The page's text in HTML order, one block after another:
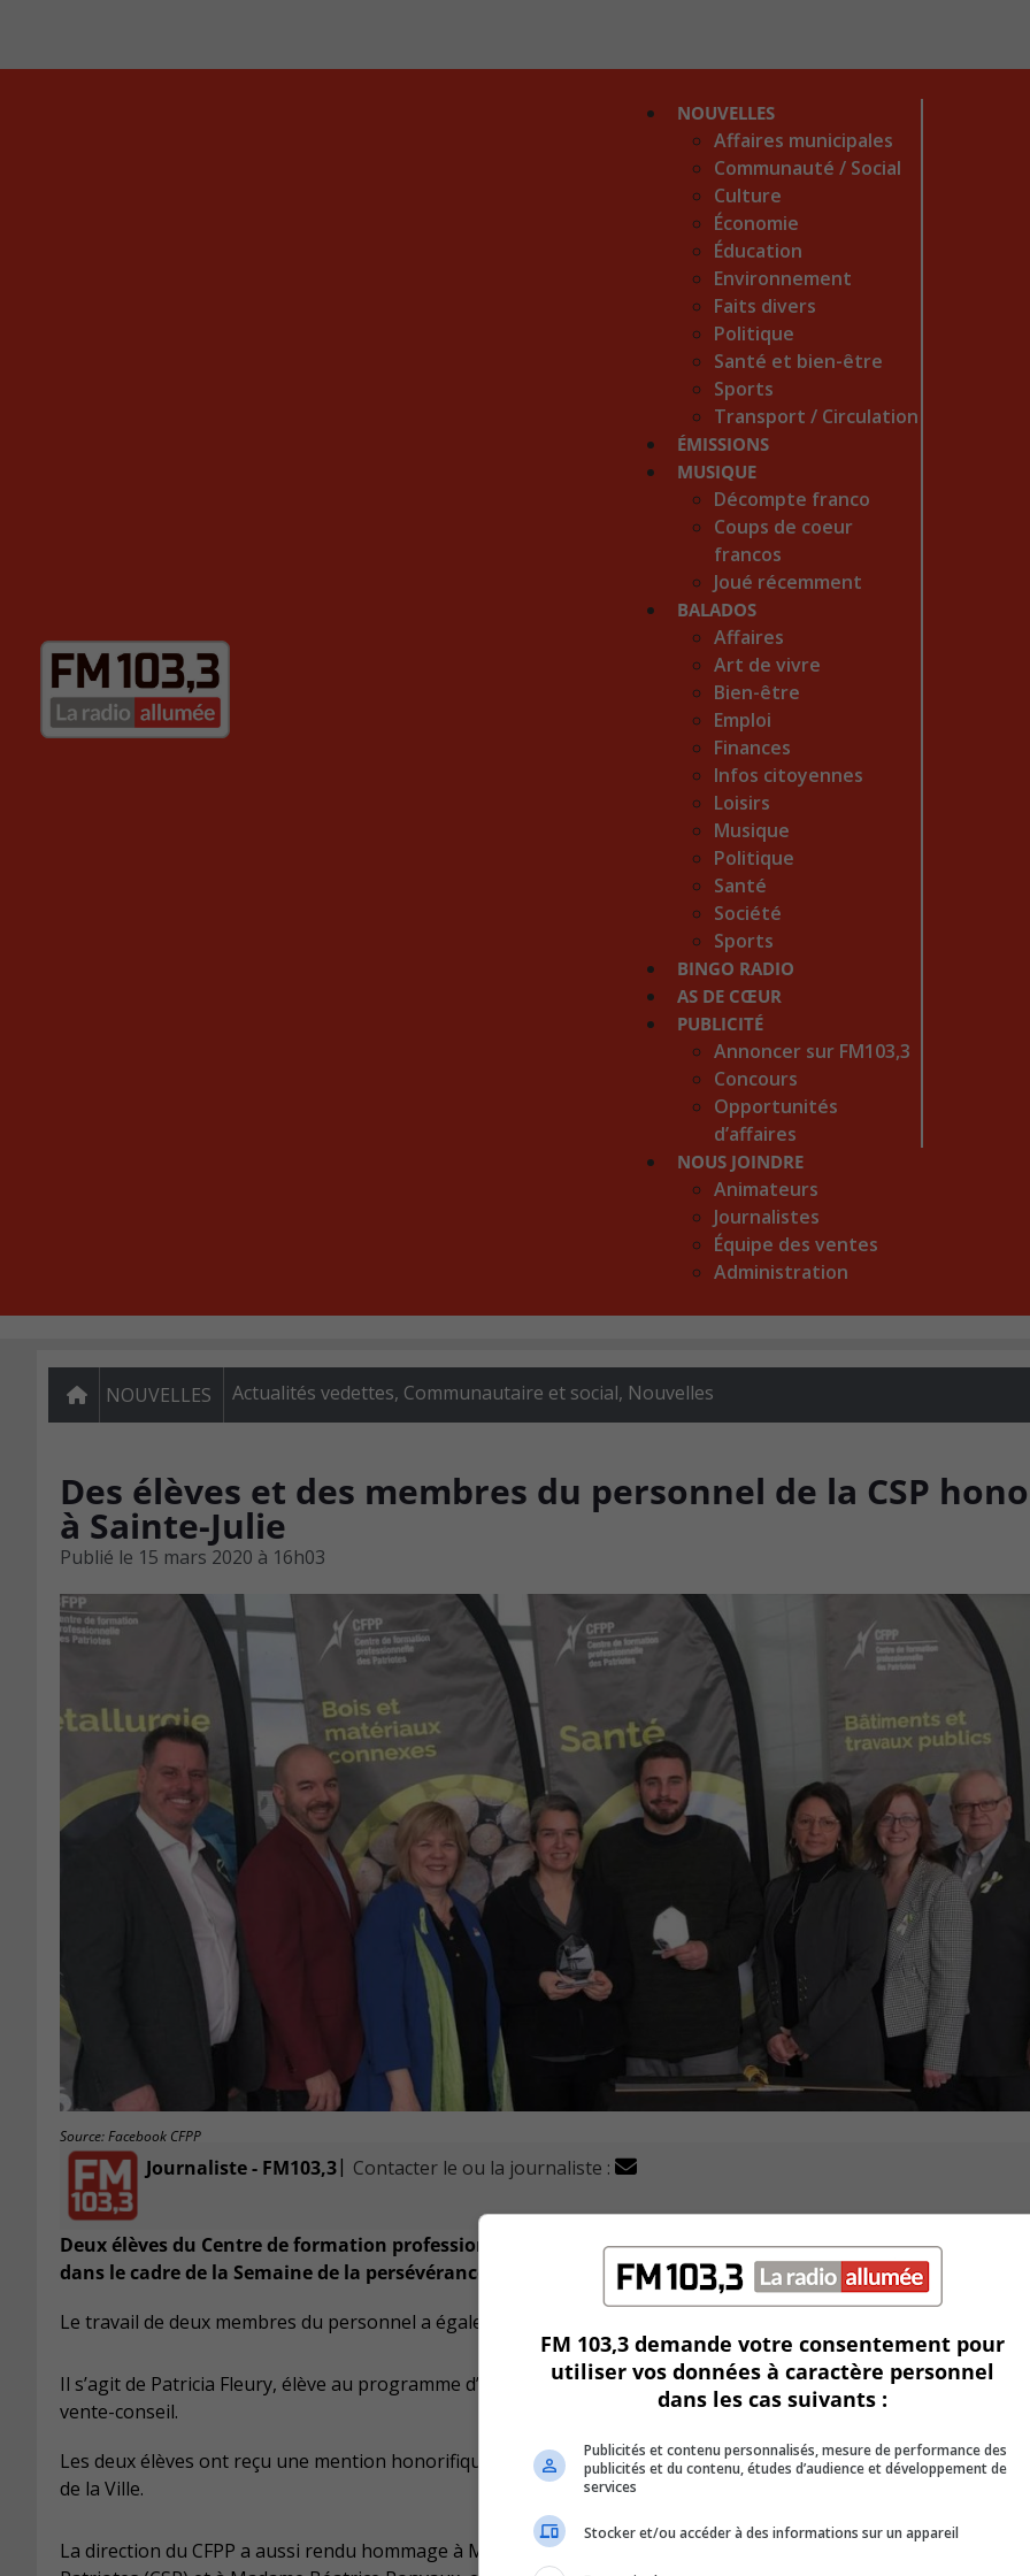
NOUVELLES
Affaires municipales
Communauté / Social
Culture
Économie
Éducation
Environnement
Faits divers
Politique
Santé et bien-être
Sports
Transport / Circulation
ÉMISSIONS
MUSIQUE
Décompte franco
Coups de coeur
francos
Joué récemment
BALADOS
Affaires
Art de vivre
Bien-être
Emploi
Finances
Infos citoyennes
Loisirs
Musique
Politique
Santé
Société
Sports
BINGO RADIO
AS DE CŒUR
PUBLICITÉ
Annoncer sur FM103,3
Concours
Opportunités
d’affaires
NOUS JOINDRE
Animateurs
Journalistes
Équipe des ventes
Administration
NOUVELLES Actualités vedettes, Communautaire et social, Nouvelles
Des élèves et des membres du personnel de la CSP
à Sainte-Julie
Publié le 15 mars 2020 à 16h03
Source: Facebook CFPP
Journaliste - FM103,3| Contacter le ou la journaliste :
Deux élèves du Centre de formation professionnelle des Patriotes (CFPP) ont été honorés le 25 février
dans le cadre de la Semaine de la persévérance scolaire à Sainte-Julie.
Le travail de deux membres du personnel a également été souligné.
Il s’agit de Patricia Fleury, élève au programme d’assistance dentaire,et Tommy David-Leclerc, élève au
vente-conseil.
Les deux élèves ont reçu une mention honorifique du Conseil des commissaires etont été invités à signer le livre
de la Ville.
La direction du CFPP a aussi rendu hommage à Madame Hélène Roberge,
FM 103,3 demande votre consentement pour
utiliser vos données à caractère personnel
dans les cas suivants :
Publicités et contenu personnalisés, mesure de performance des
publicités et du contenu, études d’audience et développement de
services
Stocker et/ou accéder à des informations sur un appareil